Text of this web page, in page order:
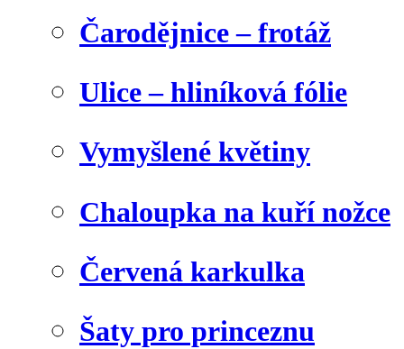
Čarodějnice – frotáž
Ulice – hliníková fólie
Vymyšlené květiny
Chaloupka na kuří nožce
Červená karkulka
Šaty pro princeznu